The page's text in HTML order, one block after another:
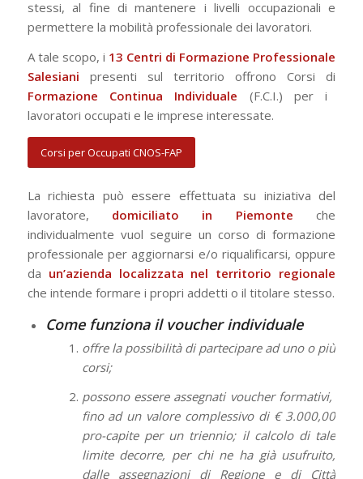
stessi, al fine di mantenere i livelli occupazionali e
permettere la mobilità professionale dei lavoratori.
A tale scopo, i 13 Centri di Formazione Professionale
Salesiani presenti sul territorio offrono Corsi di
Formazione Continua Individuale (F.C.I.) per i
lavoratori occupati e le imprese interessate.
Corsi per Occupati CNOS-FAP
La richiesta può essere effettuata su iniziativa del
lavoratore, domiciliato in Piemonte che
individualmente vuol seguire un corso di formazione
professionale per aggiornarsi e/o riqualificarsi, oppure
da un’azienda localizzata nel territorio regionale
che intende formare i propri addetti o il titolare stesso.
Come funziona il voucher individuale
offre la possibilità di partecipare ad uno o più
corsi;
possono essere assegnati voucher formativi,
fino ad un valore complessivo di € 3.000,00
pro-capite per un triennio; il calcolo di tale
limite decorre, per chi ne ha già usufruito,
dalle assegnazioni di Regione e di Città